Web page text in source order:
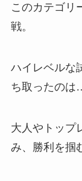
このカテゴリ
戦。
ハイレベルな
ち取ったのは
大人やトップ
み、勝利を掴